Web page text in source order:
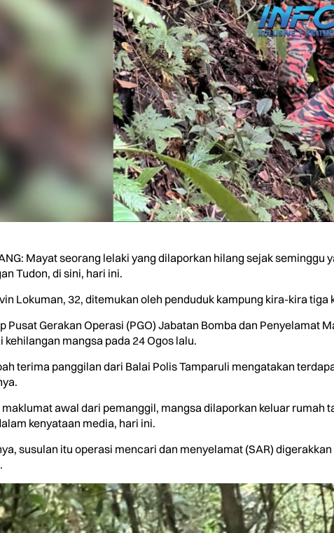
Mayat seorang lelaki yang dilaporkan hilang sejak
Tudon, di sini, hari ini.
Lokuman, 32, ditemukan oleh penduduk kampung kira-kira
Pusat Gerakan Operasi (PGO) Jabatan Bomba dan Penyelamat
kehilangan mangsa pada 24 Ogos lalu.
terima panggilan dari Balai Polis Tamparuli mengatakan
maklumat awal dari pemanggil, mangsa dilaporkan keluar rumah
kenyataan media, hari ini.
susulan itu operasi mencari dan menyelamat (SAR)